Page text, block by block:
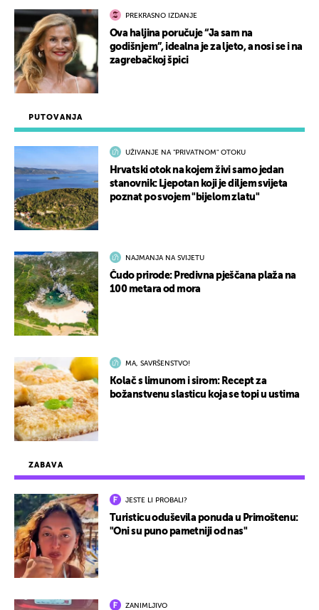
ZABAVA
JESTE LI PROBALI?
Turisticu oduševila ponuda u Primoštenu:
"Oni su puno pametniji od nas"
ZANIMLJIVO
PUTOVANJA
UŽIVANJE NA "PRIVATNOM" OTOKU
Hrvatski otok na kojem živi samo jedan
stanovnik: Ljepotan koji je diljem svijeta
poznat po svojem "bijelom zlatu"
NAJMANJA NA SVIJETU
Čudo prirode: Predivna pješčana plaža na
100 metara od mora
MA, SAVRŠENSTVO!
Kolač s limunom i sirom: Recept za
božanstvenu slasticu koja se topi u ustima
PREKRASNO IZDANJE
Ova haljina poručuje “Ja sam na
godišnjem”, idealna je za ljeto, a nosi se i na
zagrebačkoj špici